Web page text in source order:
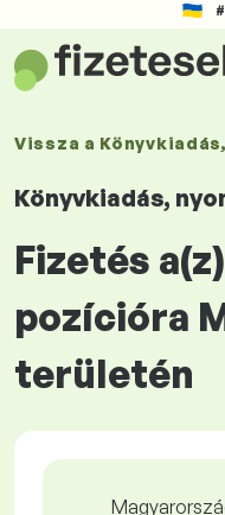
Vissza a
Könyvkiadás,
Fizetés
pozícióra
területén